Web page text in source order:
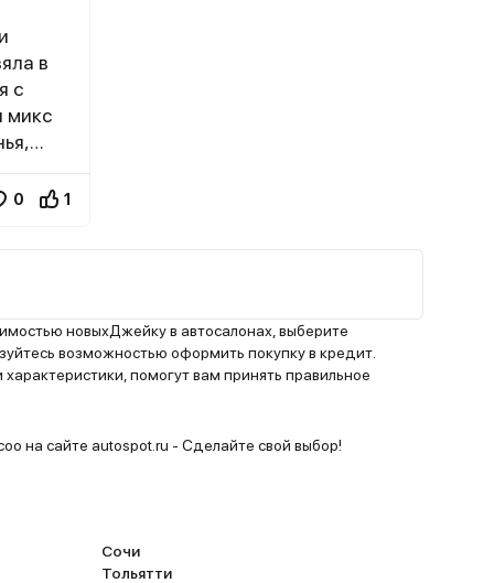
в
с
микс
кто
0 1
новыхДжейку в автосалонах, выберите
возможностью оформить покупку в кредит.
помогут вам принять правильное
на сайте autospot.ru - Сделайте свой выбор!
Сочи
Тольятти